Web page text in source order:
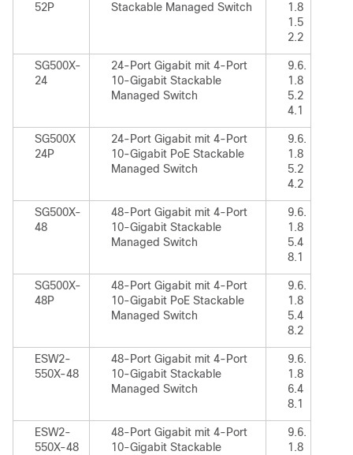
52P
Stackable Managed Switch
1.8
1.5
2.2
SG500X-
24
24-Port Gigabit mit 4-Port
10-Gigabit Stackable
Managed Switch
9.6.
1.8
5.2
4.1
SG500X
24P
24-Port Gigabit mit 4-Port
10-Gigabit PoE Stackable
Managed Switch
9.6.
1.8
5.2
4.2
SG500X-
48
48-Port Gigabit mit 4-Port
10-Gigabit Stackable
Managed Switch
9.6.
1.8
5.4
8.1
SG500X-
48P
48-Port Gigabit mit 4-Port
10-Gigabit PoE Stackable
Managed Switch
9.6.
1.8
5.4
8.2
ESW2-
550X-48
48-Port Gigabit mit 4-Port
10-Gigabit Stackable
Managed Switch
9.6.
1.8
6.4
8.1
ESW2-
550X-48
48-Port Gigabit mit 4-Port
10-Gigabit Stackable
9.6.
1.8